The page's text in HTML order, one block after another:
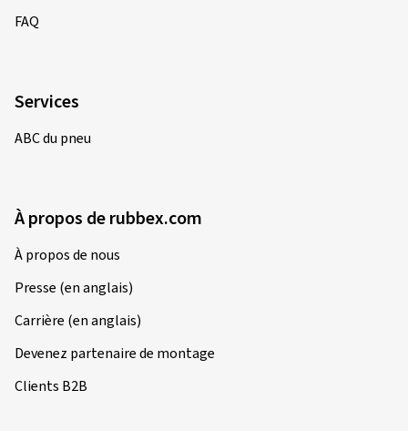
FAQ
Services
ABC du pneu
À propos de rubbex.com
À propos de nous
Presse (en anglais)
Carrière (en anglais)
Devenez partenaire de montage
Clients B2B